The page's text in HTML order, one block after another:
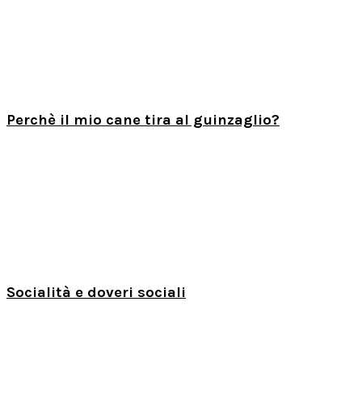
Perchè il mio cane tira al guinzaglio?
Socialità e doveri sociali